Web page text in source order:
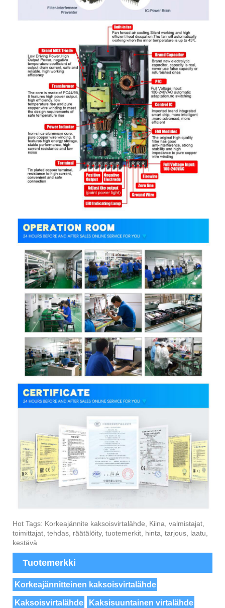
Hot Tags: Korkeajännite kaksoisvirtalähde, Kiina, valmistajat,
toimittajat, tehdas, räätälöity, tuotemerkit, hinta, tarjous, laatu,
kestävä
Tuotemerkki
Korkeajännitteinen kaksoisvirtalähde
Kaksoisvirtalähde Kaksisuuntainen virtalähde